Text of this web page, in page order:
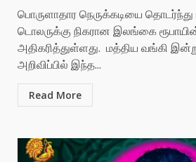
பொருளாதார நெருக்கடியை
டொலருக்கு நிகரான இலங்கை
அதிகரித்துள்ளது. மத்திய வங்கி
அறிவிப்பில் இந்த...
Read More